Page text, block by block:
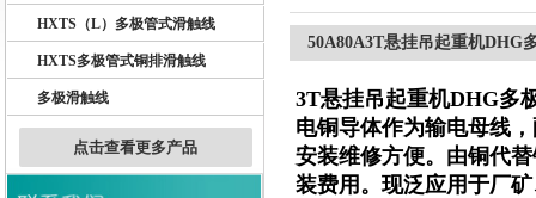
HXTS（L）多极管式滑触线
HXTS多极管式铜排滑触线
多极滑触线
点击查看更多产品
50A80A3T悬挂吊起重机DHG
3T悬挂吊起重机DHG多
电铜导体作为输电母线
安装维修方便。由铜代
装费用。现泛应用于厂